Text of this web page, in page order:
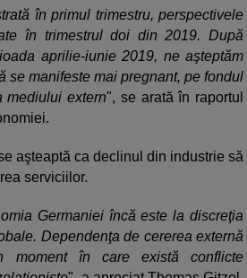
în primul trimestru, perspectivele
în trimestrul doi din 2019. După
aprilie-iunie 2019, ne aşteptăm
se manifeste mai pregnant, pe fondul
mediului extern", se arată în raportul
aşteaptă ca declinul din industrie să
serviciilor.
Germaniei încă este la discreţia
Dependenţa de cererea externă
moment în care există conflicte